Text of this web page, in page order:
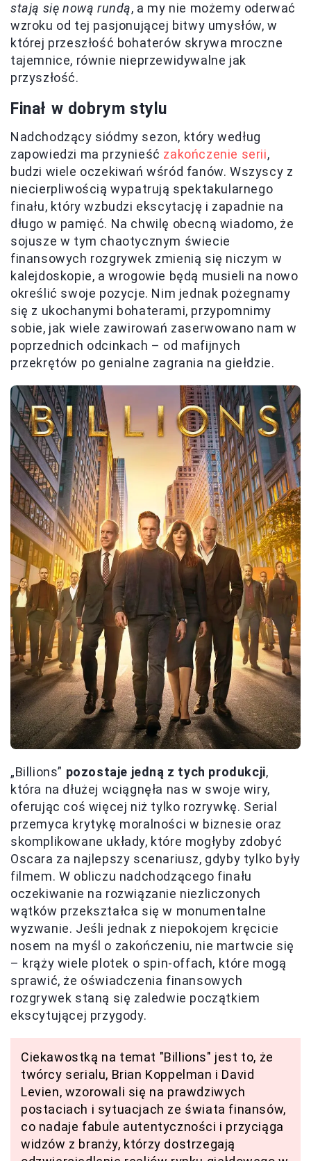
stają się nową rundą, a my nie możemy oderwać
wzroku od tej pasjonującej bitwy umysłów, w
której przeszłość bohaterów skrywa mroczne
tajemnice, równie nieprzewidywalne jak
przyszłość.
Finał w dobrym stylu
Nadchodzący siódmy sezon, który według
zapowiedzi ma przynieść zakończenie serii,
budzi wiele oczekiwań wśród fanów. Wszyscy z
niecierpliwością wypatrują spektakularnego
finału, który wzbudzi ekscytację i zapadnie na
długo w pamięć. Na chwilę obecną wiadomo, że
sojusze w tym chaotycznym świecie
finansowych rozgrywek zmienią się niczym w
kalejdoskopie, a wrogowie będą musieli na nowo
określić swoje pozycje. Nim jednak pożegnamy
się z ukochanymi bohaterami, przypomnimy
sobie, jak wiele zawirowań zaserwowano nam w
poprzednich odcinkach – od mafijnych
przekrętów po genialne zagrania na giełdzie.
„Billions” pozostaje jedną z tych produkcji,
która na dłużej wciągnęła nas w swoje wiry,
oferując coś więcej niż tylko rozrywkę. Serial
przemyca krytykę moralności w biznesie oraz
skomplikowane układy, które mogłyby zdobyć
Oscara za najlepszy scenariusz, gdyby tylko były
filmem. W obliczu nadchodzącego finału
oczekiwanie na rozwiązanie niezliczonych
wątków przekształca się w monumentalne
wyzwanie. Jeśli jednak z niepokojem kręcicie
nosem na myśl o zakończeniu, nie martwcie się
– krąży wiele plotek o spin-offach, które mogą
sprawić, że oświadczenia finansowych
rozgrywek staną się zaledwie początkiem
ekscytującej przygody.
Ciekawostką na temat "Billions" jest to, że
twórcy serialu, Brian Koppelman i David
Levien, wzorowali się na prawdziwych
postaciach i sytuacjach ze świata finansów,
co nadaje fabule autentyczności i przyciąga
widzów z branży, którzy dostrzegają